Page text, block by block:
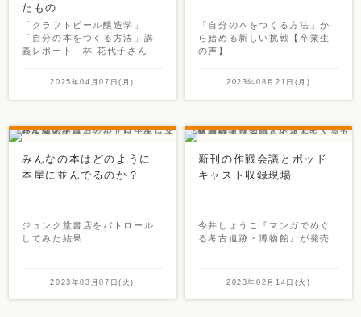
たもの
「クラフトビール醸造学」
「自分の本をつくる方法」講
義レポート 林 花代子さん
2025年04月07日(月)
「自分の本をつくる方法」か
ら始める新しい挑戦【卒業生
の声】
2023年08月21日(月)
みんなの本はどのように
本屋に並んでるのか？
ジュンク堂書店をパトロール
してみた結果
2023年03月07日(火)
新刊の作戦会議とポッド
キャスト収録現場
今井しょうこ『マンガでめぐ
る考古遺跡・博物館』が発売
2023年02月14日(火)